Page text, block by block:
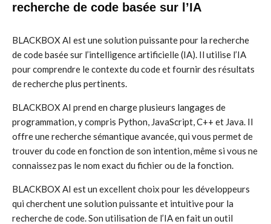
recherche de code basée sur l’IA
BLACKBOX AI est une solution puissante pour la recherche
de code basée sur l’intelligence artificielle (IA). Il utilise l’IA
pour comprendre le contexte du code et fournir des résultats
de recherche plus pertinents.
BLACKBOX AI prend en charge plusieurs langages de
programmation, y compris Python, JavaScript, C++ et Java. Il
offre une recherche sémantique avancée, qui vous permet de
trouver du code en fonction de son intention, même si vous ne
connaissez pas le nom exact du fichier ou de la fonction.
BLACKBOX AI est un excellent choix pour les développeurs
qui cherchent une solution puissante et intuitive pour la
recherche de code. Son utilisation de l’IA en fait un outil